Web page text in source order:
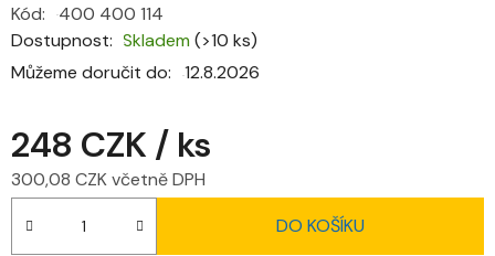
Dostupnost Skladem (>10 ks)
Můžeme doručit do:
12.8.2026
Kód: 400 400 114
248 CZK / ks
300,08 CZK včetně DPH
DO KOŠÍKU